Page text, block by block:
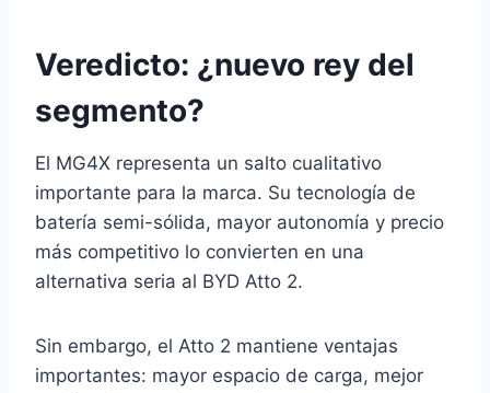
Veredicto: ¿nuevo rey del
segmento?
El MG4X representa un salto cualitativo
importante para la marca. Su tecnología de
batería semi-sólida, mayor autonomía y precio
más competitivo lo convierten en una
alternativa seria al BYD Atto 2.
Sin embargo, el Atto 2 mantiene ventajas
importantes: mayor espacio de carga, mejor